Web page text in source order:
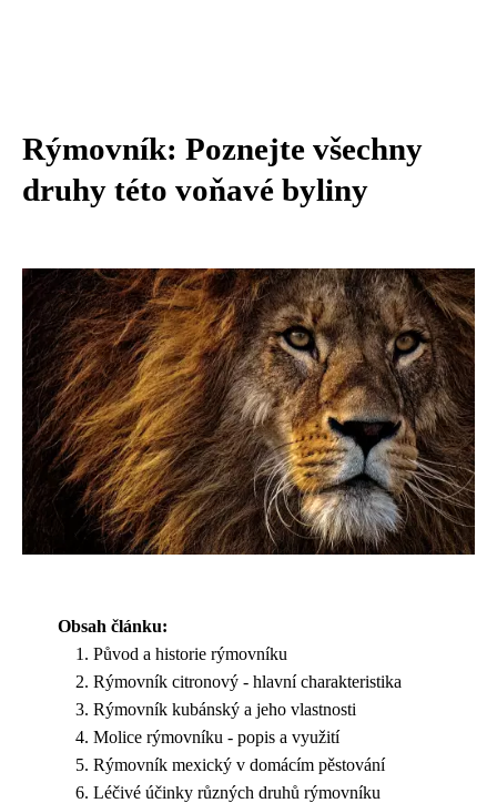
Rýmovník: Poznejte všechny
druhy této voňavé byliny
Obsah článku:
Původ a historie rýmovníku
Rýmovník citronový - hlavní charakteristika
Rýmovník kubánský a jeho vlastnosti
Molice rýmovníku - popis a využití
Rýmovník mexický v domácím pěstování
Léčivé účinky různých druhů rýmovníku